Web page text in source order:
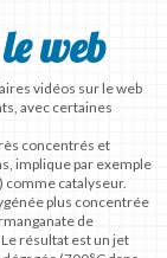
web
vidéos sur le web
avec certaines
concentrés et
implique par exemple
comme catalyseur.
plus concentrée
de
résultat est un jet